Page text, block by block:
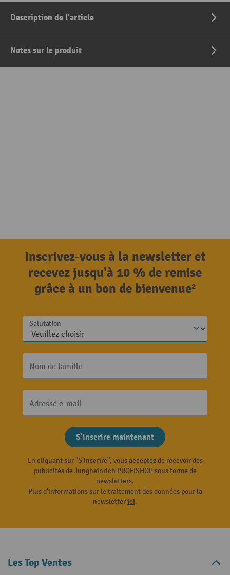
Description de l'article
Notes sur le produit
Inscrivez-vous à la newsletter et
recevez jusqu'à 10 % de remise
grâce à un bon de bienvenue²
Salutation
Nom de famille
Adresse e-mail
S'inscrire maintenant
En cliquant sur "S'inscrire", vous acceptez de recevoir des
publicités de Jungheinrich PROFISHOP sous forme de
newsletters.
Plus d'informations sur le traitement des données pour la
newsletterici.
Les Top Ventes